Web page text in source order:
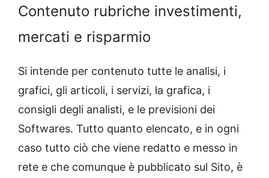
Contenuto rubriche investimenti,
mercati e risparmio
Si intende per contenuto tutte le analisi, i
grafici, gli articoli, i servizi, la grafica, i
consigli degli analisti, e le previsioni dei
Softwares. Tutto quanto elencato, e in ogni
caso tutto ciò che viene redatto e messo in
rete e che comunque è pubblicato sul Sito, è